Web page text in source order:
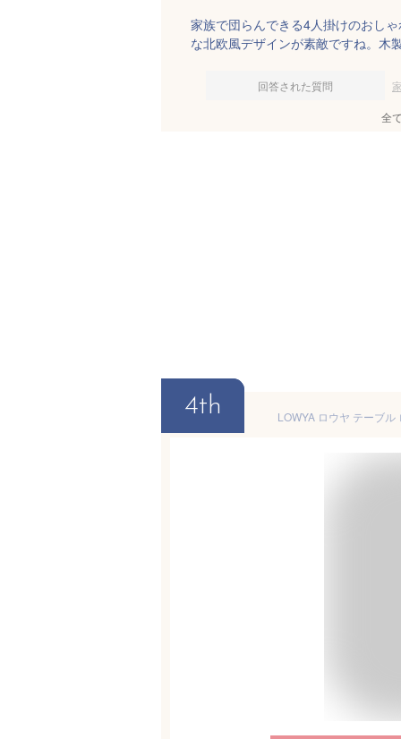
家族で団らんできる4人掛けのおし
な北欧風デザインが素敵ですね。木
回答された質問
全
4th LOWYA ロウヤ テーブ